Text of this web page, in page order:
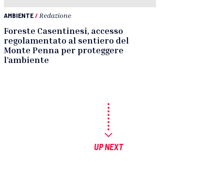
AMBIENTE/ Redazione
Foreste Casentinesi, accesso
regolamentato al sentiero del
Monte Penna per proteggere
l’ambiente
UP NEXT